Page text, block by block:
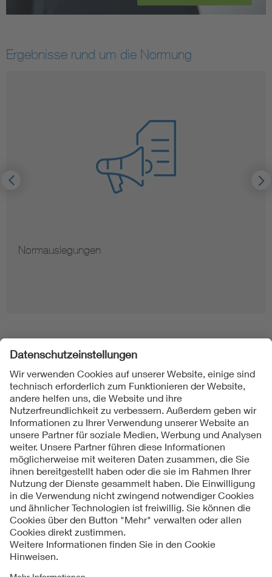
Ergebnisse rund um die Normung
Normauslegungen
Folgen Sie uns
Kontakt
Impressum
Datenschutzinformationen
Cookie Hinweise